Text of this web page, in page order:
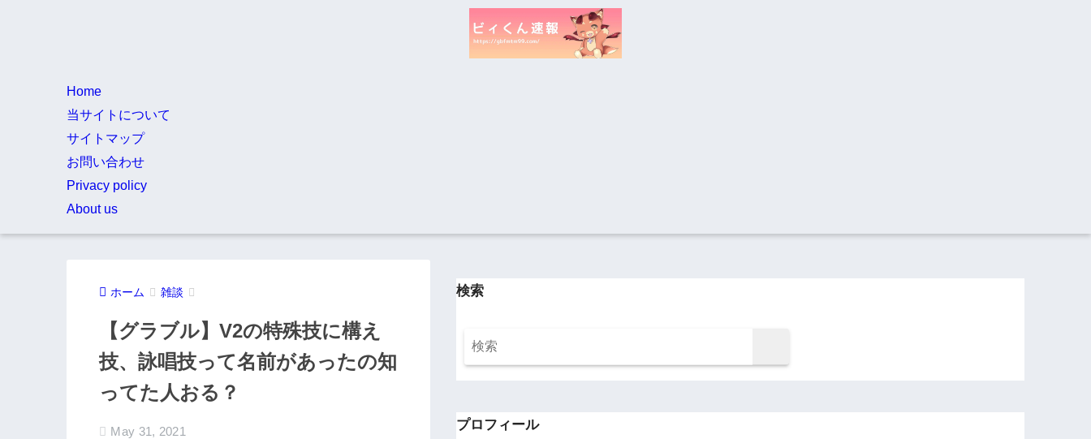
Home
当サイトについて
サイトマップ
お問い合わせ
Privacy policy
About us
ホーム 雑談
【グラブル】V2の特殊技に構え
技、詠唱技って名前があったの知
ってた人おる？
May 31, 2021
検索
プロフィール